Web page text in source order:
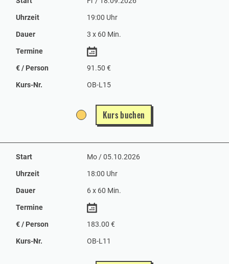
Uhrzeit 19:00 Uhr
Dauer 3 x 60 Min.
Termine
€ / Person 91.50 €
Kurs-Nr. OB-L15
Kurs buchen
Start Mo / 05.10.2026
Uhrzeit 18:00 Uhr
Dauer 6 x 60 Min.
Termine
€ / Person 183.00 €
Kurs-Nr. OB-L11